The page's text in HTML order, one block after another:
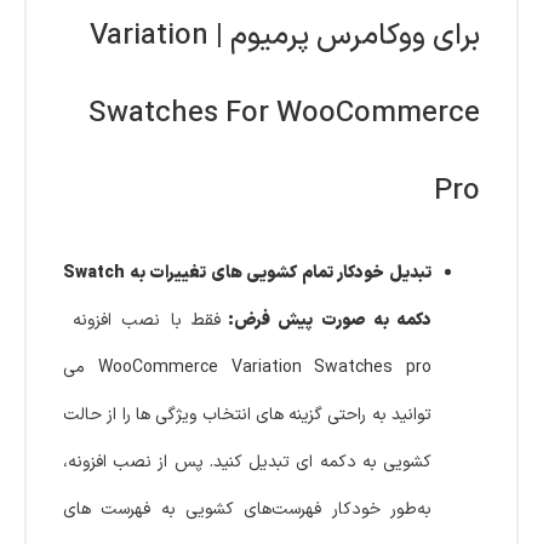
برای ووکامرس پرمیوم | Variation
Swatches For WooCommerce
Pro
تبدیل خودکار تمام کشویی های تغییرات به Swatch
دکمه به صورت پیش فرض:فقط با نصب افزونه
WooCommerce Variation Swatches pro می
توانید به راحتی گزینه های انتخاب ویژگی ها را از حالت
کشویی به دکمه ای تبدیل کنید. پس از نصب افزونه،
به‌طور خودکار فهرست‌های کشویی به فهرست های